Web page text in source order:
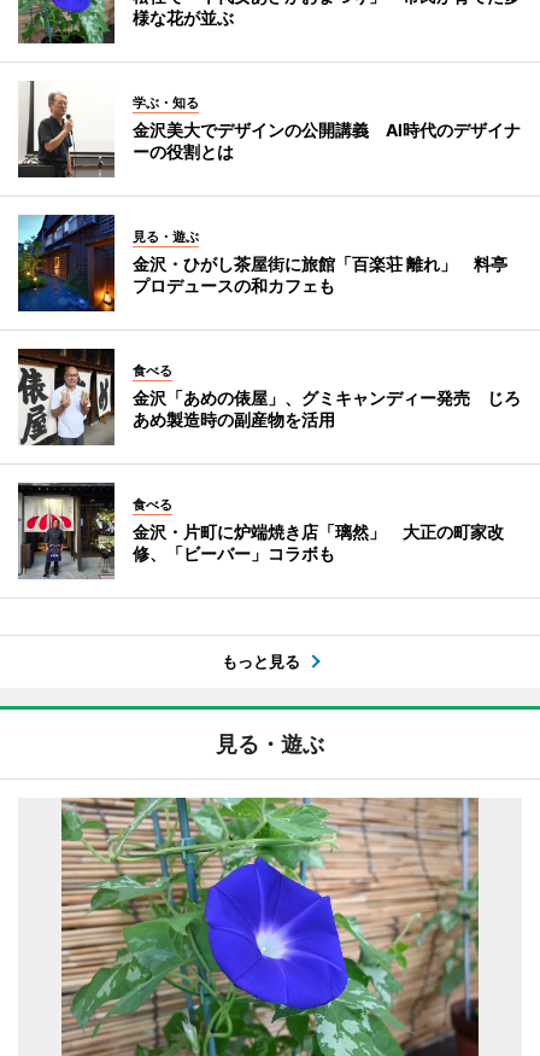
様な花が並ぶ
学ぶ・知る
金沢美大でデザインの公開講義 AI時代のデザイナ
ーの役割とは
見る・遊ぶ
金沢・ひがし茶屋街に旅館「百楽荘 離れ」 料亭
プロデュースの和カフェも
食べる
金沢「あめの俵屋」、グミキャンディー発売 じろ
あめ製造時の副産物を活用
食べる
金沢・片町に炉端焼き店「璃然」 大正の町家改
修、「ビーバー」コラボも
もっと見る
見る・遊ぶ